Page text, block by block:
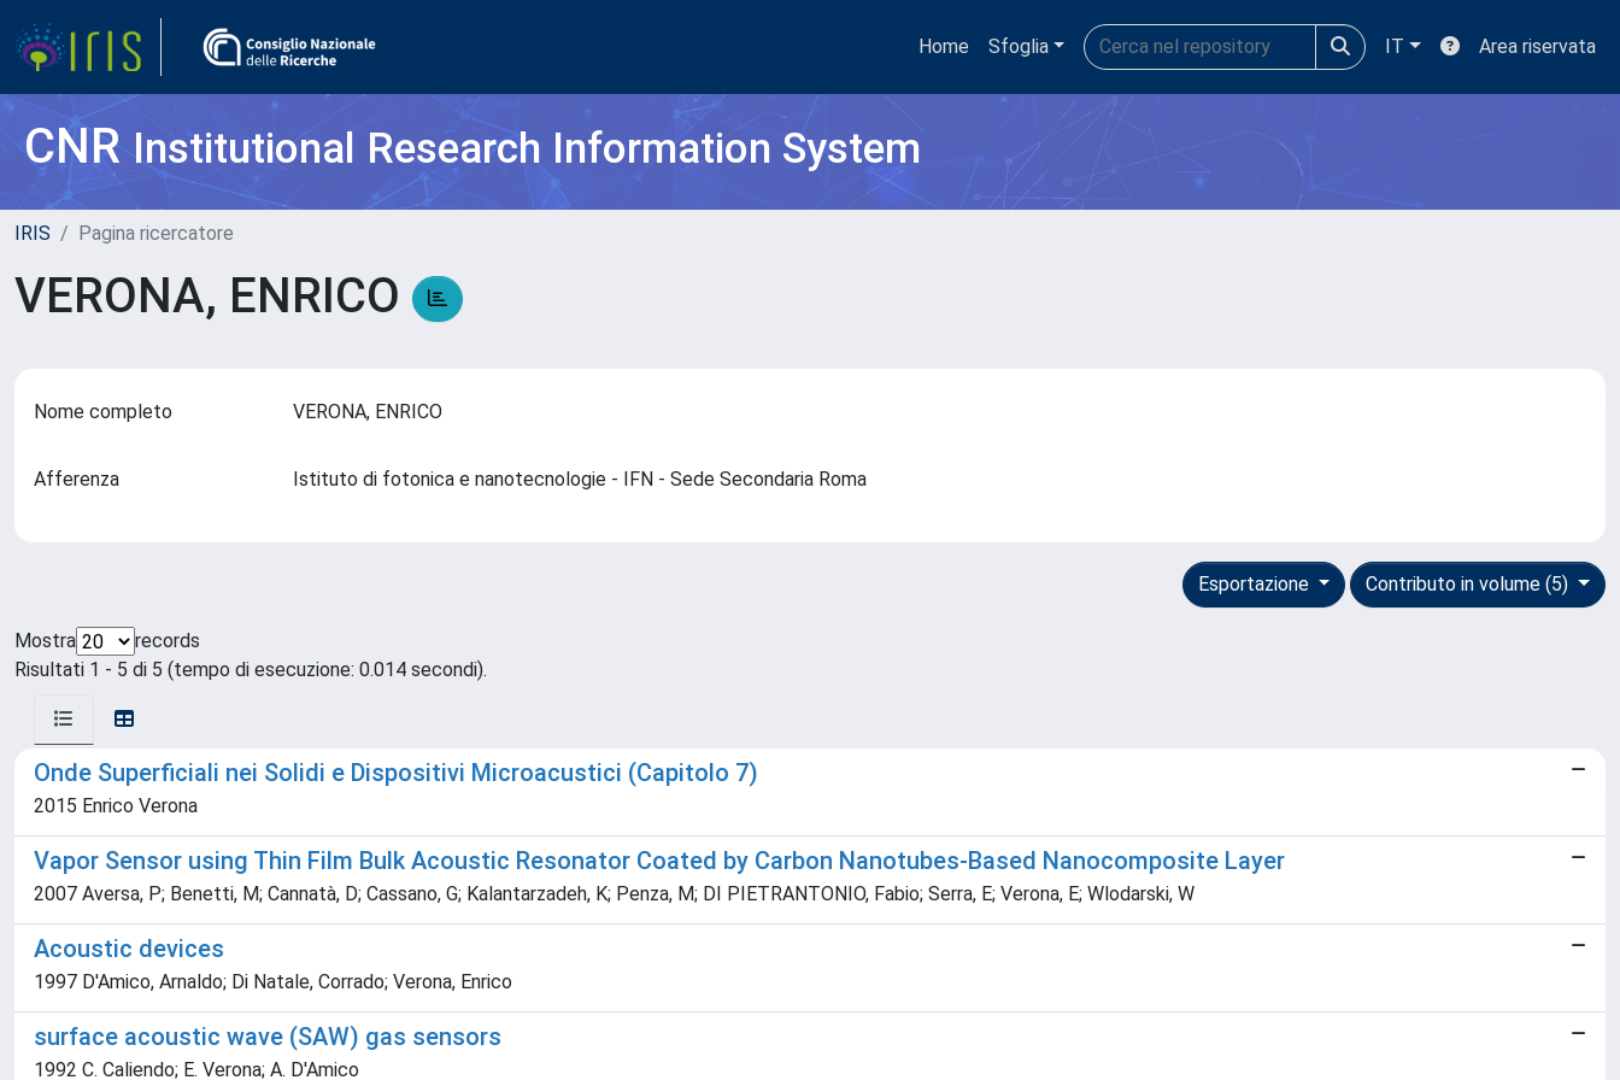
Home Sfoglia IT Area riservata
CNRInstitutional Research Information System
IRIS Pagina ricercatore
VERONA, ENRICO
Nome completo VERONA, ENRICO
Afferenza Istituto di fotonica e nanotecnologie - IFN - Sede Secondaria Roma
Contributo in volume (5)
Esportazione
Mostra
records
Risultati 1 - 5 di 5 (tempo di esecuzione: 0.014 secondi).
Onde Superficiali nei Solidi e Dispositivi Microacustici (Capitolo 7)
2015 Enrico Verona
Vapor Sensor using Thin Film Bulk Acoustic Resonator Coated by Carbon Nanotubes-Based Nanocomposite Layer
2007 Aversa, P; Benetti, M; Cannatà, D; Cassano, G; Kalantarzadeh, K; Penza, M; DI PIETRANTONIO, Fabio; Serra, E; Verona, E; Wlodarski, W
Acoustic devices
1997 D'Amico, Arnaldo; Di Natale, Corrado; Verona, Enrico
surface acoustic wave (SAW) gas sensors
1992 C. Caliendo; E. Verona; A. D'Amico